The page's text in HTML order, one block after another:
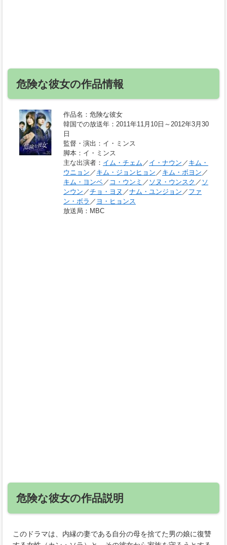
危険な彼女の作品情報
作品名 ：危険な彼女
韓国での放送年 ：2011年11月10日～2012年3月30
日
監督・演出 ：イ・ミンス
脚本 ：イ・ミンス
主な出演者 ： イム・チェム ／ イ・ナウン ／ キム・
ウニョン ／ キム・ジョンヒョン ／ キム・ボヨン ／
キム・ヨンベ／ コ・ウンミ ／ ソヌ・ウンスク ／ ソ
ンウン ／チョ・ヨヌ ／ナム・ユンジョン ／ ファ
ン・ボラ ／ ヨ・ヒョンス
放送局 ：MBC
危険な彼女の作品説明
このドラマは、内縁の妻である自分の母を捨てた男の娘に復讐